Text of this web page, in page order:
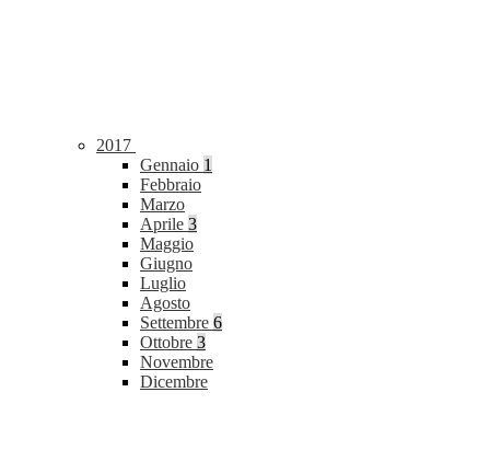
2017
Gennaio 1
Febbraio
Marzo
Aprile 3
Maggio
Giugno
Luglio
Agosto
Settembre 6
Ottobre 3
Novembre
Dicembre